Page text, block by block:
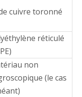
cuivre toronné
réticulé
non
(le cas